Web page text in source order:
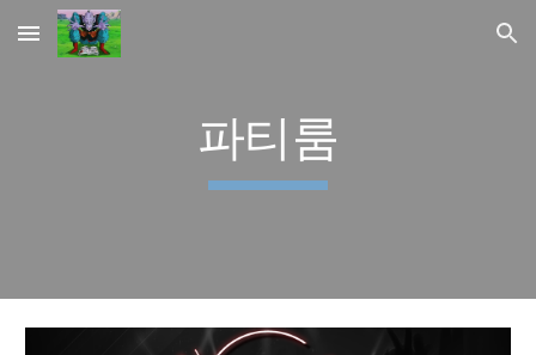
Skip to main content Skip to navigation
파티룸